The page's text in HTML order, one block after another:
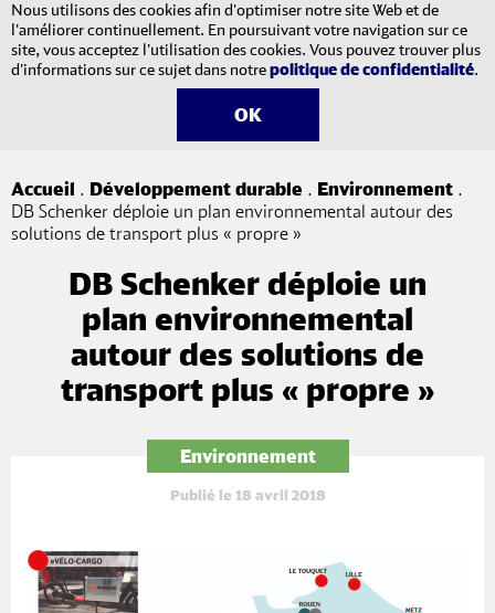
Nous utilisons des cookies afin d'optimiser notre site Web et de
l'améliorer continuellement. En poursuivant votre navigation sur ce
site, vous acceptez l'utilisation des cookies. Vous pouvez trouver plus
d'informations sur ce sujet dans notrepolitique de confidentialité.​​​​​​​
OK
Accueil . Développement durable . Environnement .
DB Schenker déploie un plan environnemental autour des
solutions de transport plus « propre »
DB Schenker déploie un
plan environnemental
autour des solutions de
transport plus « propre »
Environnement
Publié le 18 avril 2018